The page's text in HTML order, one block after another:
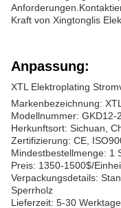
Kraft von Xingtonglis
Anpassung:
XTL Elektroplating
Markenbezeichnung: XTL
Modellnummer: GKD12-
Herkunftsort: Sichuan,
Zertifizierung: CE,
Mindestbestellmenge: 1
Preis: 1350-1500$/
Verpackungsdetails:
Sperrholz
Lieferzeit: 5-30 Werktage